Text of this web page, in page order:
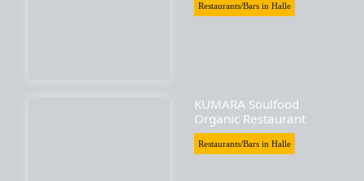
Restaurants/Bars in Halle
KUMARA Soulfood
Organic Restaurant
Restaurants/Bars in Halle